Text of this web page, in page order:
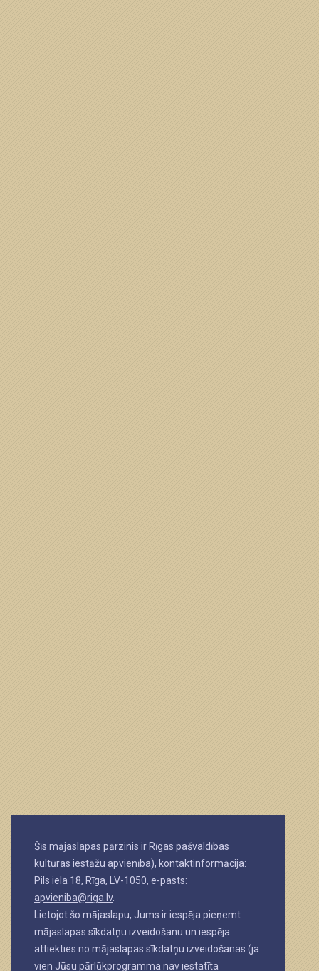
Šīs mājaslapas pārzinis ir Rīgas pašvaldības
kultūras iestāžu apvienība), kontaktinformācija:
Pils iela 18, Rīga, LV-1050, e-pasts:
apvieniba@riga.lv.
Lietojot šo mājaslapu, Jums ir iespēja pieņemt
mājaslapas sīkdatņu izveidošanu un iespēja
attiekties no mājaslapas sīkdatņu izveidošanas (ja
vien Jūsu pārlūkprogramma nav iestatīta